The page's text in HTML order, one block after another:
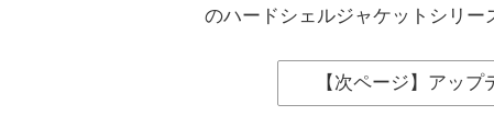
のハードシェルジャケットシリー
【次ページ】アッ